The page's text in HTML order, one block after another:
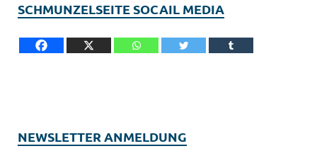
SCHMUNZELSEITE SOCAIL MEDIA
NEWSLETTER ANMELDUNG